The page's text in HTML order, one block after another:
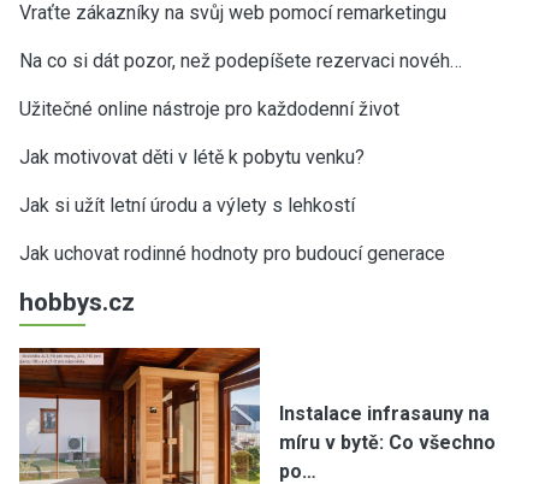
Vraťte zákazníky na svůj web pomocí remarketingu
Na co si dát pozor, než podepíšete rezervaci novéh…
Užitečné online nástroje pro každodenní život
Jak motivovat děti v létě k pobytu venku?
Jak si užít letní úrodu a výlety s lehkostí
Jak uchovat rodinné hodnoty pro budoucí generace
hobbys.cz
Instalace infrasauny na
míru v bytě: Co všechno
po…